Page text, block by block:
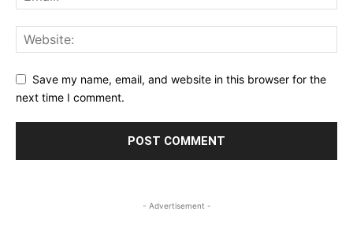
Save my name, email, and website in this browser for the
next time I comment.
- Advertisement -